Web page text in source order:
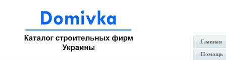
Главная
Помощь